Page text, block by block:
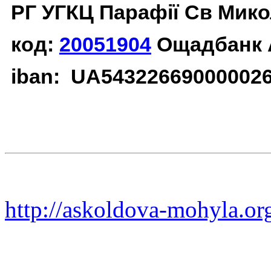
РГ УГКЦ Парафії Св
код: 20051904 Ощадбанк
iban:
http://askoldova-